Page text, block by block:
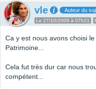
vle Auteur du
Le 27/10/2009 à 07h21
Ca y est nous avons choisi
Patrimoine...
Cela fut très dur car nous
compétent...